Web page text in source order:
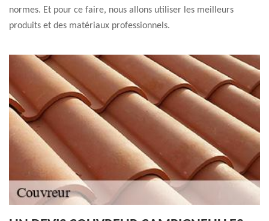
normes. Et pour ce faire, nous allons utiliser les meilleurs
produits et des matériaux professionnels.